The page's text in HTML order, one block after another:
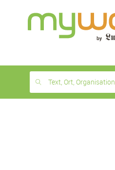
month
free
Text, Ort, Organisation